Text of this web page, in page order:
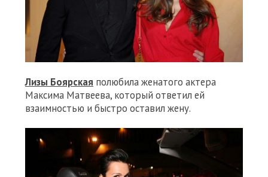
Лизы Боярская полюбила женатого актера
Максима Матвеева, который ответил ей
взаимностью и быстро оставил жену.